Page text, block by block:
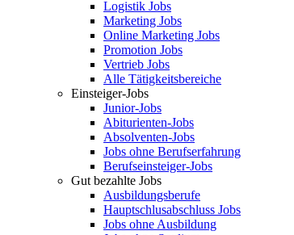
Logistik Jobs
Marketing Jobs
Online Marketing Jobs
Promotion Jobs
Vertrieb Jobs
Alle Tätigkeitsbereiche
Einsteiger-Jobs
Junior-Jobs
Abiturienten-Jobs
Absolventen-Jobs
Jobs ohne Berufserfahrung
Berufseinsteiger-Jobs
Gut bezahlte Jobs
Ausbildungsberufe
Hauptschlusabschluss Jobs
Jobs ohne Ausbildung